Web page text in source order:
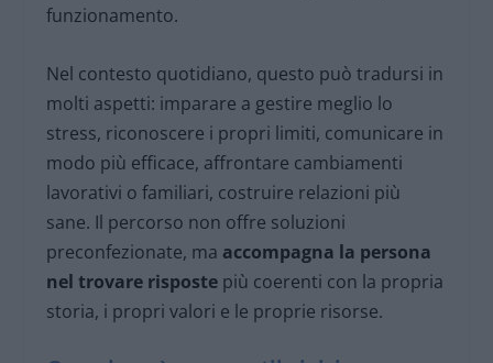
funzionamento.
Nel contesto quotidiano, questo può tradursi in
molti aspetti: imparare a gestire meglio lo
stress, riconoscere i propri limiti, comunicare in
modo più efficace, affrontare cambiamenti
lavorativi o familiari, costruire relazioni più
sane. Il percorso non offre soluzioni
preconfezionate, ma accompagna la persona
nel trovare risposte più coerenti con la propria
storia, i propri valori e le proprie risorse.